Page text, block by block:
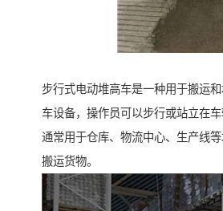
步行式电动堆高车是一种用于搬运
车设备，操作员可以步行或站立在
通常用于仓库、物流中心、生产线
搬运货物。